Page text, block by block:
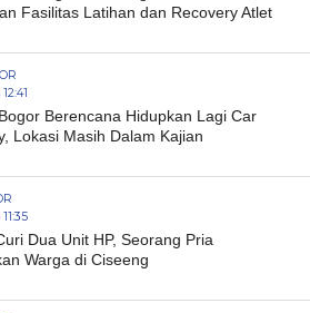
Fasilitas Latihan dan Recovery Atlet
Berencana Hidupkan Lagi Car
Lokasi Masih Dalam Kajian
Dua Unit HP, Seorang Pria
Warga di Ciseeng